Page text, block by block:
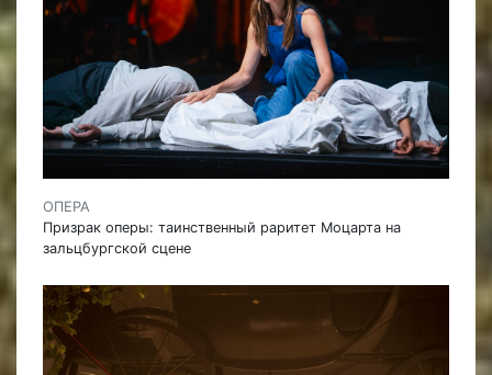
ОПЕРА
Призрак оперы: таинственный раритет Моцарта на
зальцбургской сцене